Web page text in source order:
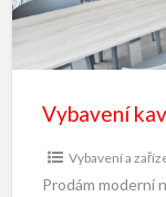
Vybavení
Vybavení a
Prodám moderní